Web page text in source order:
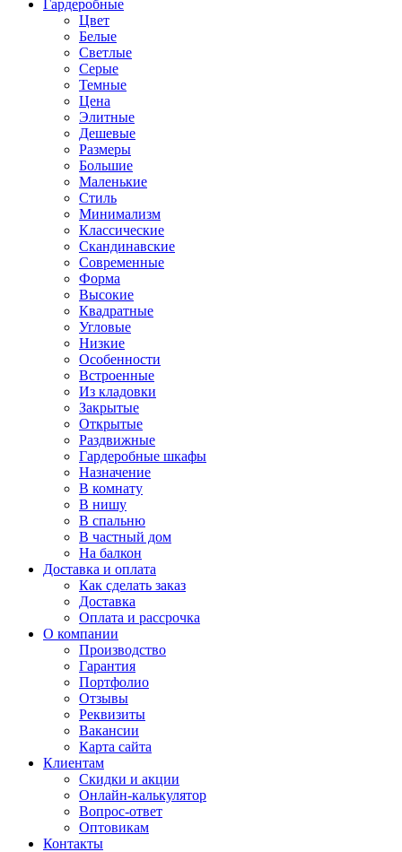
Гардеробные
Цвет
Белые
Светлые
Серые
Темные
Цена
Элитные
Дешевые
Размеры
Большие
Маленькие
Стиль
Минимализм
Классические
Скандинавские
Современные
Форма
Высокие
Квадратные
Угловые
Низкие
Особенности
Встроенные
Из кладовки
Закрытые
Открытые
Раздвижные
Гардеробные шкафы
Назначение
В комнату
В нишу
В спальню
В частный дом
На балкон
Доставка и оплата
Как сделать заказ
Доставка
Оплата и рассрочка
О компании
Производство
Гарантия
Портфолио
Отзывы
Реквизиты
Вакансии
Карта сайта
Клиентам
Скидки и акции
Онлайн-калькулятор
Вопрос-ответ
Оптовикам
Контакты